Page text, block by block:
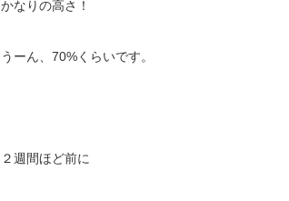
かなりの高さ！
うーん、70%くらいです。
２週間ほど前に